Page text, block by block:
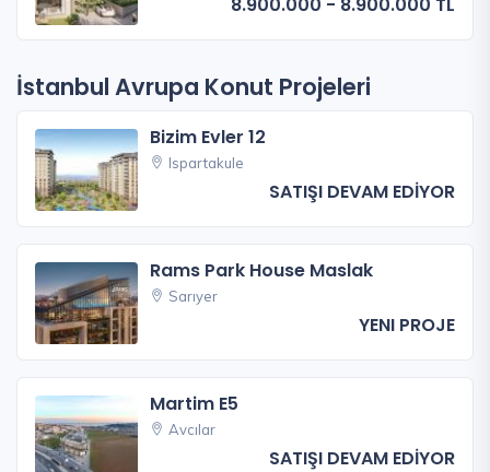
8.900.000 - 8.900.000 TL
İstanbul Avrupa Konut Projeleri
Bizim Evler 12
Ispartakule
SATIŞI DEVAM EDİYOR
Rams Park House Maslak
Sarıyer
YENI PROJE
Martim E5
Avcılar
SATIŞI DEVAM EDİYOR